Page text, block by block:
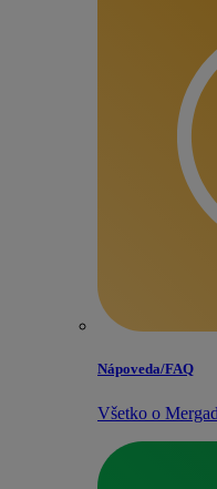
Nápoveda/​FAQ
Všetko o